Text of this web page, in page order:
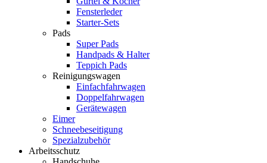
Fensterleder
Starter-Sets
Pads
Super Pads
Handpads & Halter
Teppich Pads
Reinigungswagen
Einfachfahrwagen
Doppelfahrwagen
Gerätewagen
Eimer
Schneebeseitigung
Spezialzubehör
Arbeitsschutz